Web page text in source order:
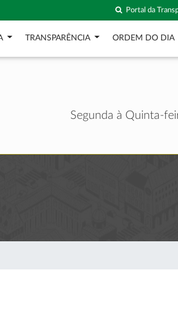
Portal da
TRANSPARÊNCIA ORDEM DO DIA
Segunda à Quinta-